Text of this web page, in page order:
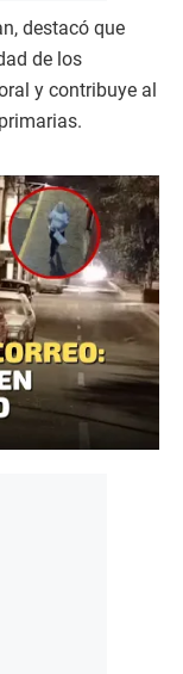
destacó que
de los
y contribuye al